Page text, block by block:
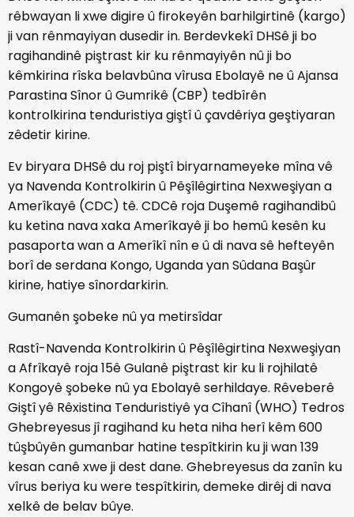
rêbwayan li xwe digire û firokeyên barhilgirtinê (kargo)
ji van rênmayiyan dusedir in. Berdevkekî DHSê ji bo
ragihandinê piştrast kir ku rênmayiyên nû ji bo
kêmkirina rîska belavbûna vîrusa Ebolayê ne û Ajansa
Parastina Sînor û Gumrikê (CBP) tedbîrên
kontrolkirina tenduristiya giştî û çavdêriya geştiyaran
zêdetir kirine.
Ev biryara DHSê du roj piştî biryarnameyeke mîna vê
ya Navenda Kontrolkirin û Pêşîlêgirtina Nexweşiyan a
Amerîkayê (CDC) tê. CDCê roja Duşemê ragihandibû
ku ketina nava xaka Amerîkayê ji bo hemû kesên ku
pasaporta wan a Amerîkî nîn e û di nava sê hefteyên
borî de serdana Kongo, Uganda yan Sûdana Başûr
kirine, hatiye sînordarkirin.
Gumanên şobeke nû ya metirsîdar
Rastî-Navenda Kontrolkirin û Pêşîlêgirtina Nexweşiyan
a Afrîkayê roja 15ê Gulanê piştrast kir ku li rojhilatê
Kongoyê şobeke nû ya Ebolayê serhildaye. Rêveberê
Giştî yê Rêxistina Tenduristiyê ya Cîhanî (WHO) Tedros
Ghebreyesus jî ragihand ku heta niha herî kêm 600
tûşbûyên gumanbar hatine tespîtkirin ku ji wan 139
kesan canê xwe ji dest dane. Ghebreyesus da zanîn ku
vîrus beriya ku were tespîtkirin, demeke dirêj di nava
xelkê de belav bûye.